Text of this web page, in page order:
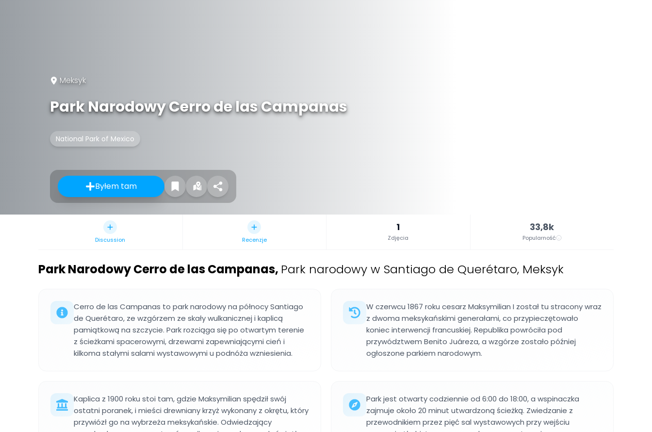
Meksyk
Park Narodowy Cerro de las Campanas
National Park of Mexico
Byłem tam
Discussion Recenzje
1
Zdjęcia
33,8k
Popularność
Park Narodowy Cerro de las Campanas, Park narodowy w Santiago de Querétaro, Meksyk
Cerro de las Campanas to park narodowy na północy Santiago
de Querétaro, ze wzgórzem ze skały wulkanicznej i kaplicą
pamiątkową na szczycie. Park rozciąga się po otwartym terenie
z ścieżkami spacerowymi, drzewami zapewniającymi cień i
kilkoma stałymi salami wystawowymi u podnóża wzniesienia.
W czerwcu 1867 roku cesarz Maksymilian I został tu stracony wraz
z dwoma meksykańskimi generałami, co przypieczętowało
koniec interwencji francuskiej. Republika powróciła pod
przywództwem Benito Juáreza, a wzgórze zostało później
ogłoszone parkiem narodowym.
Kaplica z 1900 roku stoi tam, gdzie Maksymilian spędził swój
ostatni poranek, i mieści drewniany krzyż wykonany z okrętu, który
przywiózł go na wybrzeża meksykańskie. Odwiedzający
Park jest otwarty codziennie od 6:00 do 18:00, a wspinaczka
zajmuje około 20 minut utwardzoną ścieżką. Zwiedzanie z
przewodnikiem przez pięć sal wystawowych przy wejściu